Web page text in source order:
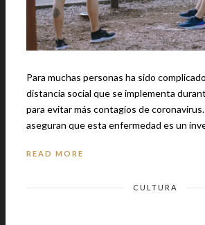
Para muchas personas ha sido
distancia social que se implementa
para evitar más contagios de coronavirus. Algunos
aseguran que esta enfermedad es un
READ MORE
CULTURA